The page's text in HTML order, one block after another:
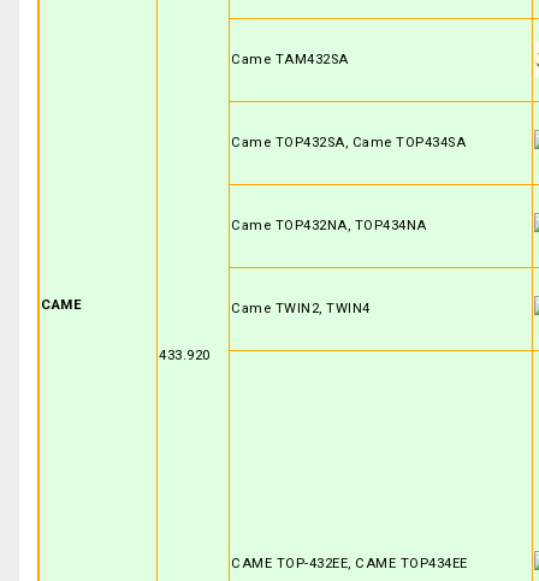
CAME
433.920
Came TAM432SA
Came TOP432SA, Came TOP434SA
Came TOP432NA, TOP434NA
Came TWIN2, TWIN4
CAME TOP-432EE, CAME TOP434EE